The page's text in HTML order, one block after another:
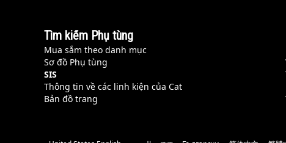
Tìm kiếm Phụ tùng
Mua sắm theo danh mục
Sơ đồ Phụ tùng
SIS
Thông tin về các linh kiện của Cat
Bản đồ trang